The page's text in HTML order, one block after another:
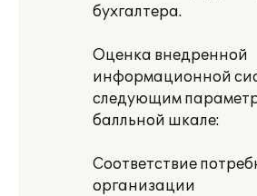
бухгалтера.
Оценка внедренной
информационной
следующим
балльной шкале:
Соответствие
организации